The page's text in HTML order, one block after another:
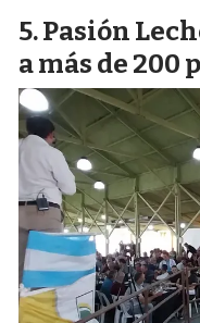
Pasión
a más de 200